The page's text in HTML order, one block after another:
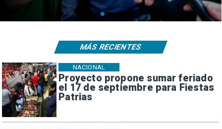
Proyecto propone sumar feriado
el 17 de septiembre para Fiestas
Patrias
NACIONAL
MÁS RECIENTES